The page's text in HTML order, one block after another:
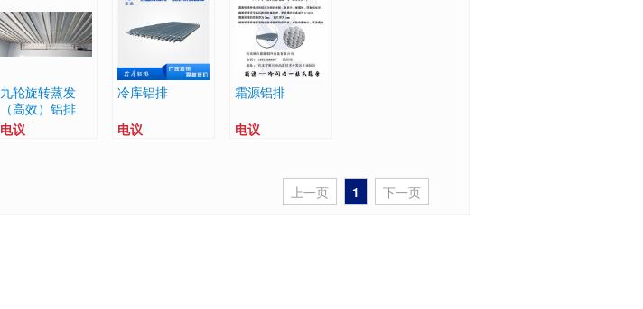
九轮旋转蒸发
（高效）铝排
电议
冷库铝排
电议
霜源铝排
电议
上一页 1 下一页